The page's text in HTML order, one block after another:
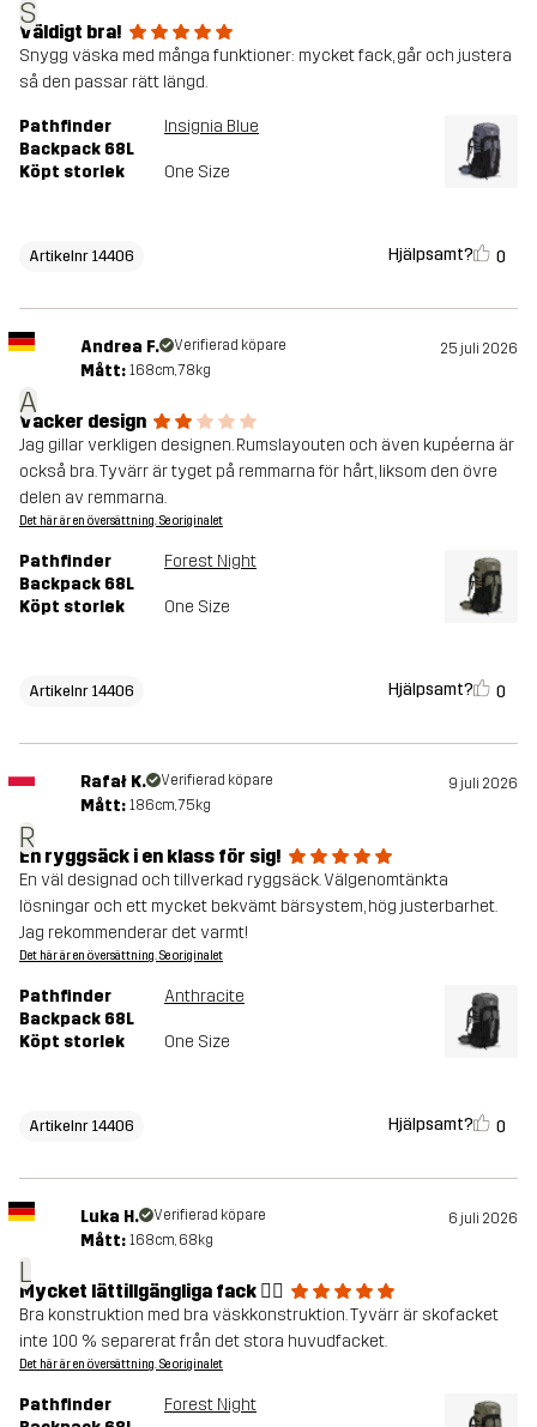
S
Väldigt bra!
Snygg väska med många funktioner: mycket fack, går och justera
så den passar rätt längd.
Pathfinder
Backpack 68L
Insignia Blue
Köpt storlek One Size
Artikelnr 14406 Hjälpsamt? 0
A
Andrea F. Verifierad köpare 25 juli 2026
Mått: 168cm, 78kg
Vacker design
Jag gillar verkligen designen. Rumslayouten och även kupéerna är
också bra. Tyvärr är tyget på remmarna för hårt, liksom den övre
delen av remmarna.
Det här är en översättning. Se originalet
Pathfinder
Backpack 68L
Forest Night
Köpt storlek One Size
Artikelnr 14406 Hjälpsamt? 0
R
Rafał K. Verifierad köpare 9 juli 2026
Mått: 186cm, 75kg
En ryggsäck i en klass för sig!
En väl designad och tillverkad ryggsäck. Välgenomtänkta
lösningar och ett mycket bekvämt bärsystem, hög justerbarhet.
Jag rekommenderar det varmt!
Det här är en översättning. Se originalet
Pathfinder
Backpack 68L
Anthracite
Köpt storlek One Size
Artikelnr 14406 Hjälpsamt? 0
L
Luka H. Verifierad köpare 6 juli 2026
Mått: 168cm, 68kg
Mycket lättillgängliga fack 👍🏼
Bra konstruktion med bra väskkonstruktion. Tyvärr är skofacket
inte 100 % separerat från det stora huvudfacket.
Det här är en översättning. Se originalet
Pathfinder
Forest Night